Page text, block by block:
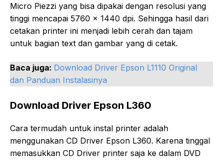
Micro Piezzi yang bisa dipakai dengan resolusi yang
tinggi mencapai 5760 x 1440 dpi. Sehingga hasil dari
cetakan printer ini menjadi lebih cerah dan tajam
untuk bagian text dan gambar yang di cetak.
Baca juga: Download Driver Epson L1110 Original
dan Panduan Instalasinya
Download Driver Epson L360
Cara termudah untuk instal printer adalah
menggunakan CD Driver Epson L360. Karena tinggal
memasukkan CD Driver printer saja ke dalam DVD